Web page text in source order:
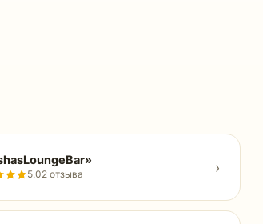
5.02 отзыва ›